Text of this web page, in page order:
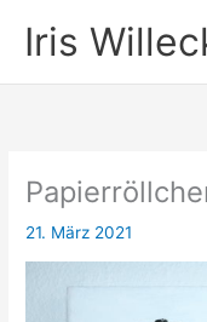
InhaltIris
21. März 2021